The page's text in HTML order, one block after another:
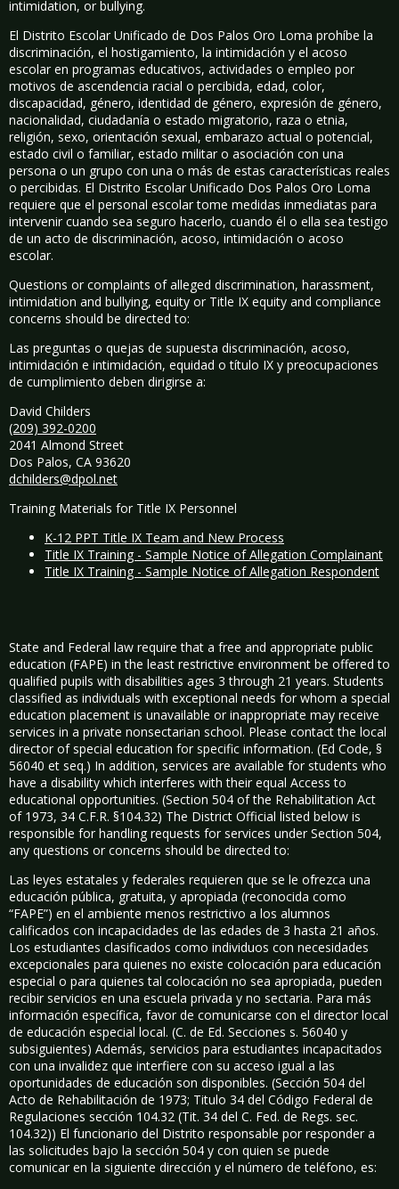
intimidation, or bullying.
El Distrito Escolar Unificado de Dos Palos Oro Loma prohíbe la
discriminación, el hostigamiento, la intimidación y el acoso
escolar en programas educativos, actividades o empleo por
motivos de ascendencia racial o percibida, edad, color,
discapacidad, género, identidad de género, expresión de género,
nacionalidad, ciudadanía o estado migratorio, raza o etnia,
religión, sexo, orientación sexual, embarazo actual o potencial,
estado civil o familiar, estado militar o asociación con una
persona o un grupo con una o más de estas características reales
o percibidas. El Distrito Escolar Unificado Dos Palos Oro Loma
requiere que el personal escolar tome medidas inmediatas para
intervenir cuando sea seguro hacerlo, cuando él o ella sea testigo
de un acto de discriminación, acoso, intimidación o acoso
escolar.
Questions or complaints of alleged discrimination, harassment,
intimidation and bullying, equity or Title IX equity and compliance
concerns should be directed to:
Las preguntas o quejas de supuesta discriminación, acoso,
intimidación e intimidación, equidad o título IX y preocupaciones
de cumplimiento deben dirigirse a:
David Childers
(209) 392-0200
2041 Almond Street
Dos Palos, CA 93620
dchilders@dpol.net
Training Materials for Title IX Personnel
K-12 PPT Title IX Team and New Process
Title IX Training - Sample Notice of Allegation Complainant
Title IX Training - Sample Notice of Allegation Respondent
State and Federal law require that a free and appropriate public
education (FAPE) in the least restrictive environment be offered to
qualified pupils with disabilities ages 3 through 21 years. Students
classified as individuals with exceptional needs for whom a special
education placement is unavailable or inappropriate may receive
services in a private nonsectarian school. Please contact the local
director of special education for specific information. (Ed Code, §
56040 et seq.) In addition, services are available for students who
have a disability which interferes with their equal Access to
educational opportunities. (Section 504 of the Rehabilitation Act
of 1973, 34 C.F.R. §104.32) The District Official listed below is
responsible for handling requests for services under Section 504,
any questions or concerns should be directed to:
Las leyes estatales y federales requieren que se le ofrezca una
educación pública, gratuita, y apropiada (reconocida como
“FAPE”) en el ambiente menos restrictivo a los alumnos
calificados con incapacidades de las edades de 3 hasta 21 años.
Los estudiantes clasificados como individuos con necesidades
excepcionales para quienes no existe colocación para educación
especial o para quienes tal colocación no sea apropiada, pueden
recibir servicios en una escuela privada y no sectaria. Para más
información específica, favor de comunicarse con el director local
de educación especial local. (C. de Ed. Secciones s. 56040 y
subsiguientes) Además, servicios para estudiantes incapacitados
con una invalidez que interfiere con su acceso igual a las
oportunidades de educación son disponibles. (Sección 504 del
Acto de Rehabilitación de 1973; Titulo 34 del Código Federal de
Regulaciones sección 104.32 (Tit. 34 del C. Fed. de Regs. sec.
104.32)) El funcionario del Distrito responsable por responder a
las solicitudes bajo la sección 504 y con quien se puede
comunicar en la siguiente dirección y el número de teléfono, es: